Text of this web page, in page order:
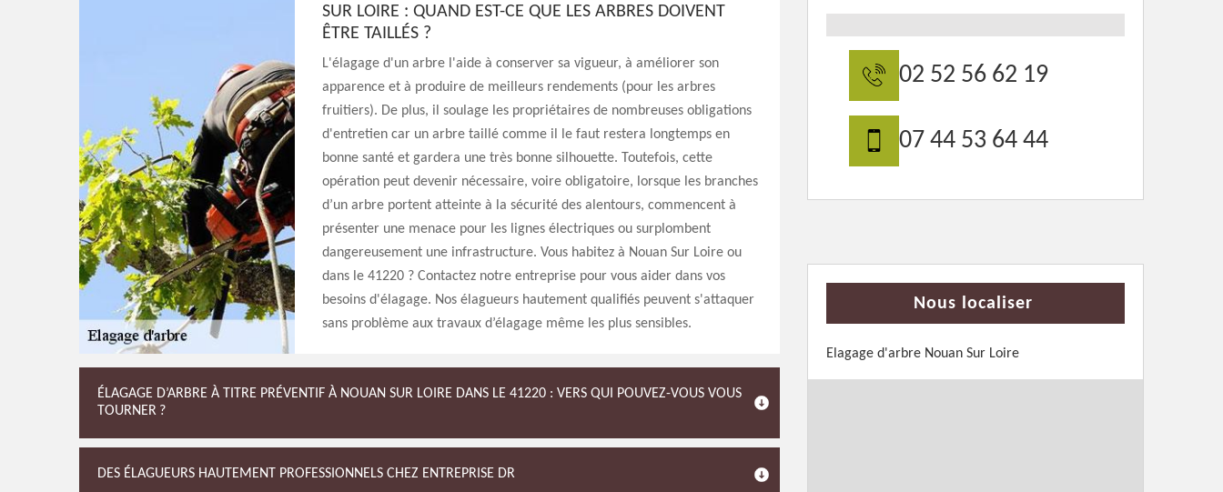
SUR LOIRE : QUAND EST-CE QUE LES ARBRES DOIVENT
ÊTRE TAILLÉS ?
L'élagage d'un arbre l'aide à conserver sa vigueur, à améliorer son
apparence et à produire de meilleurs rendements (pour les arbres
fruitiers). De plus, il soulage les propriétaires de nombreuses obligations
d'entretien car un arbre taillé comme il le faut restera longtemps en
bonne santé et gardera une très bonne silhouette. Toutefois, cette
opération peut devenir nécessaire, voire obligatoire, lorsque les branches
d’un arbre portent atteinte à la sécurité des alentours, commencent à
présenter une menace pour les lignes électriques ou surplombent
dangereusement une infrastructure. Vous habitez à Nouan Sur Loire ou
dans le 41220 ? Contactez notre entreprise pour vous aider dans vos
besoins d'élagage. Nos élagueurs hautement qualifiés peuvent s'attaquer
sans problème aux travaux d’élagage même les plus sensibles.
ÉLAGAGE D’ARBRE À TITRE PRÉVENTIF À NOUAN SUR LOIRE DANS LE 41220 : VERS QUI POUVEZ-VOUS VOUS
TOURNER ?
DES ÉLAGUEURS HAUTEMENT PROFESSIONNELS CHEZ ENTREPRISE DR
02 52 56 62 19
07 44 53 64 44
Nous localiser
Elagage d'arbre Nouan Sur Loire